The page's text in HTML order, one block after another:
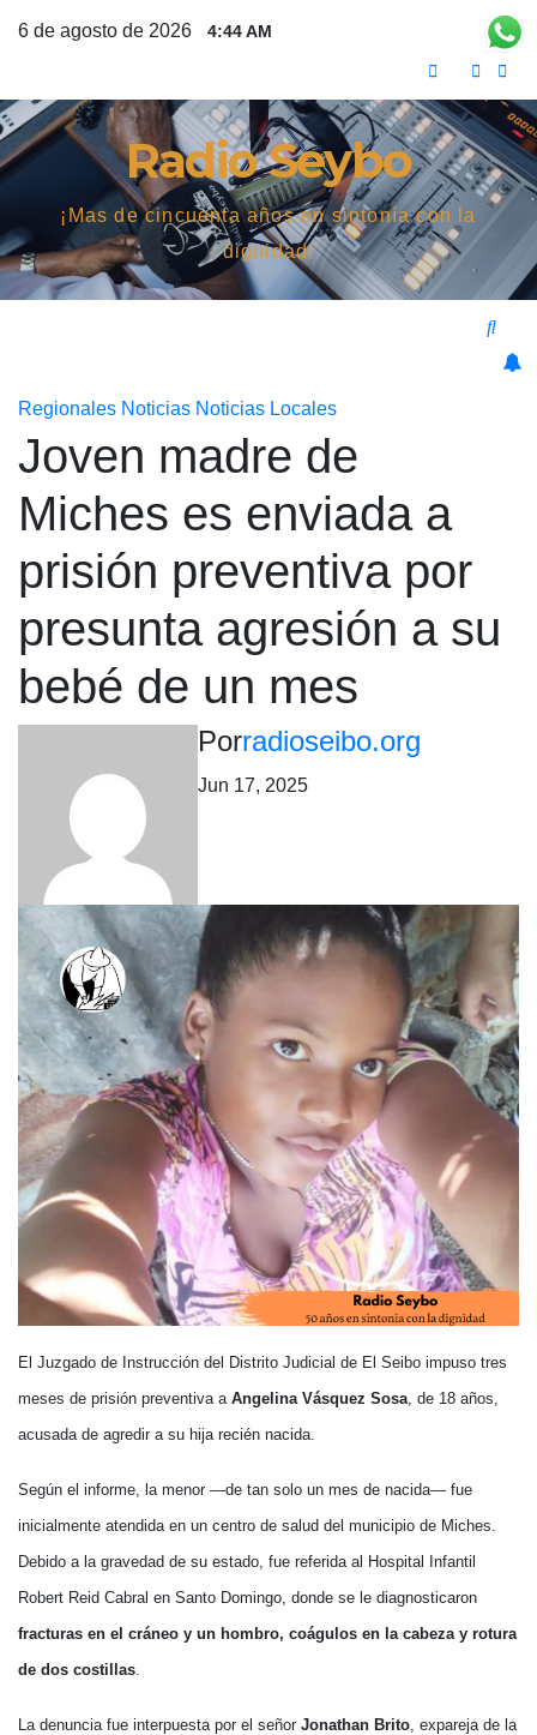
6 de agosto de 2026 4:44 AM
Radio Seybo
¡Mas de cincuenta años en sintonía con la
dignidad!
Regionales Noticias Noticias Locales
Joven madre de
Miches es enviada a
prisión preventiva por
presunta agresión a su
bebé de un mes
Porradioseibo.org
Jun 17, 2025
El Juzgado de Instrucción del Distrito Judicial de El Seibo impuso tres
meses de prisión preventiva a Angelina Vásquez Sosa , de 18 años,
acusada de agredir a su hija recién nacida.
Según el informe, la menor —de tan solo un mes de nacida— fue
inicialmente atendida en un centro de salud del municipio de Miches.
Debido a la gravedad de su estado, fue referida al Hospital Infantil
Robert Reid Cabral en Santo Domingo, donde se le diagnosticaron
fracturas en el cráneo y un hombro, coágulos en la cabeza y rotura
de dos costillas
La denuncia fue interpuesta por el señor Jonathan Brito , expareja de la